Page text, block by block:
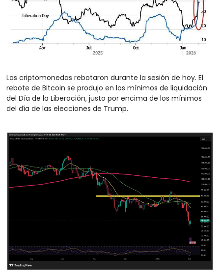
Las criptomonedas rebotaron durante la sesión de hoy. El
rebote de Bitcoin se produjo en los mínimos de liquidación
del Día de la Liberación, justo por encima de los mínimos
del día de las elecciones de Trump.